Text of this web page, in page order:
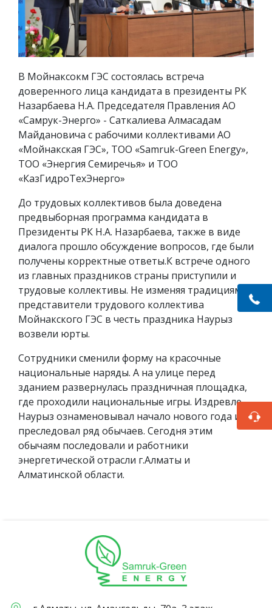
В Мойнаксокм ГЭС состоялась встреча
доверенного лица кандидата в президенты РК
Назарбаева Н.А. Председателя Правления АО
«Самрук-Энерго» - Саткалиева Алмасадам
Майдановича с рабочими коллективами АО
«Мойнакская ГЭС», ТОО «Samruk-Green Еnergy»,
ТОО «Энергия Семиречья» и ТОО
«КазГидроТехЭнерго»
До трудовых коллективов была доведена
предвыборная программа кандидата в
Президенты РК Н.А. Назарбаева, также в виде
диалога прошло обсуждение вопросов, где были
получены корректные ответы.К встрече одного
из главных праздников страны приступили и
трудовые коллективы. Не изменяя традициям,
представители трудового коллектива
Мойнакского ГЭС в честь праздника Наурыз
возвели юрты.
Сотрудники сменили форму на красочные
национальные наряды. А на улице перед
зданием развернулась праздничная площадка,
где проходили национальные игры. Издревле
Наурыз ознаменовывал начало нового года и
преследовал ряд обычаев. Сегодня этим
обычаям последовали и работники
энергетической отрасли г.Алматы и
Алматинской области.